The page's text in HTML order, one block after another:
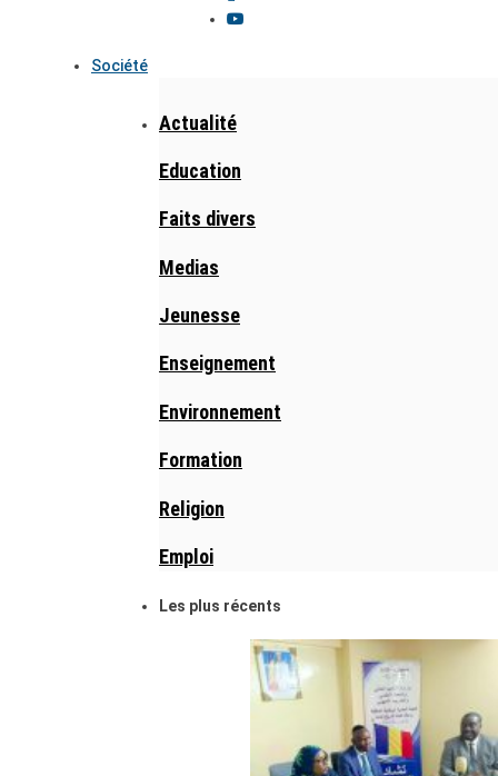
Société
Actualité
Education
Faits divers
Medias
Jeunesse
Enseignement
Environnement
Formation
Religion
Emploi
Les plus récents